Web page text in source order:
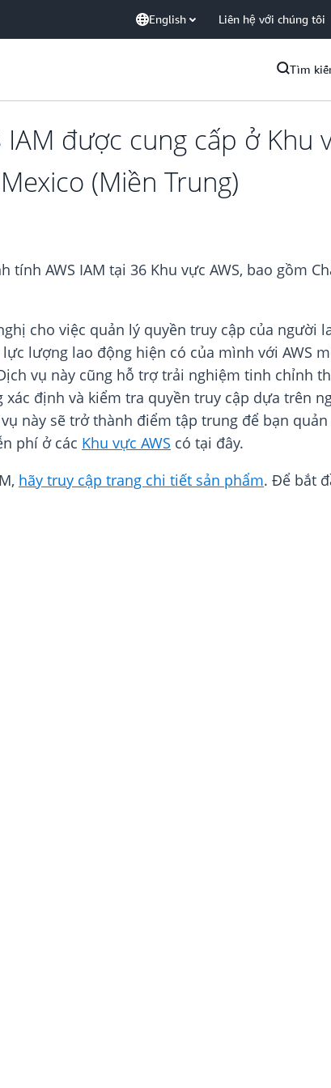
English Liên hệ với chúng tôi
Tìm
được cung cấp ở Khu
(Miền Trung)
AWS IAM tại 36 Khu vực AWS, bao gồm
cho việc quản lý quyền truy cập của người
lượng lao động hiện có của mình với AWS
vụ này cũng hỗ trợ trải nghiệm tinh chỉnh
xác định và kiểm tra quyền truy cập dựa trên
này sẽ trở thành điểm tập trung để bạn
phí ở các Khu vực AWS có tại đây.
hãy truy cập trang chi tiết sản phẩm. Để bắt